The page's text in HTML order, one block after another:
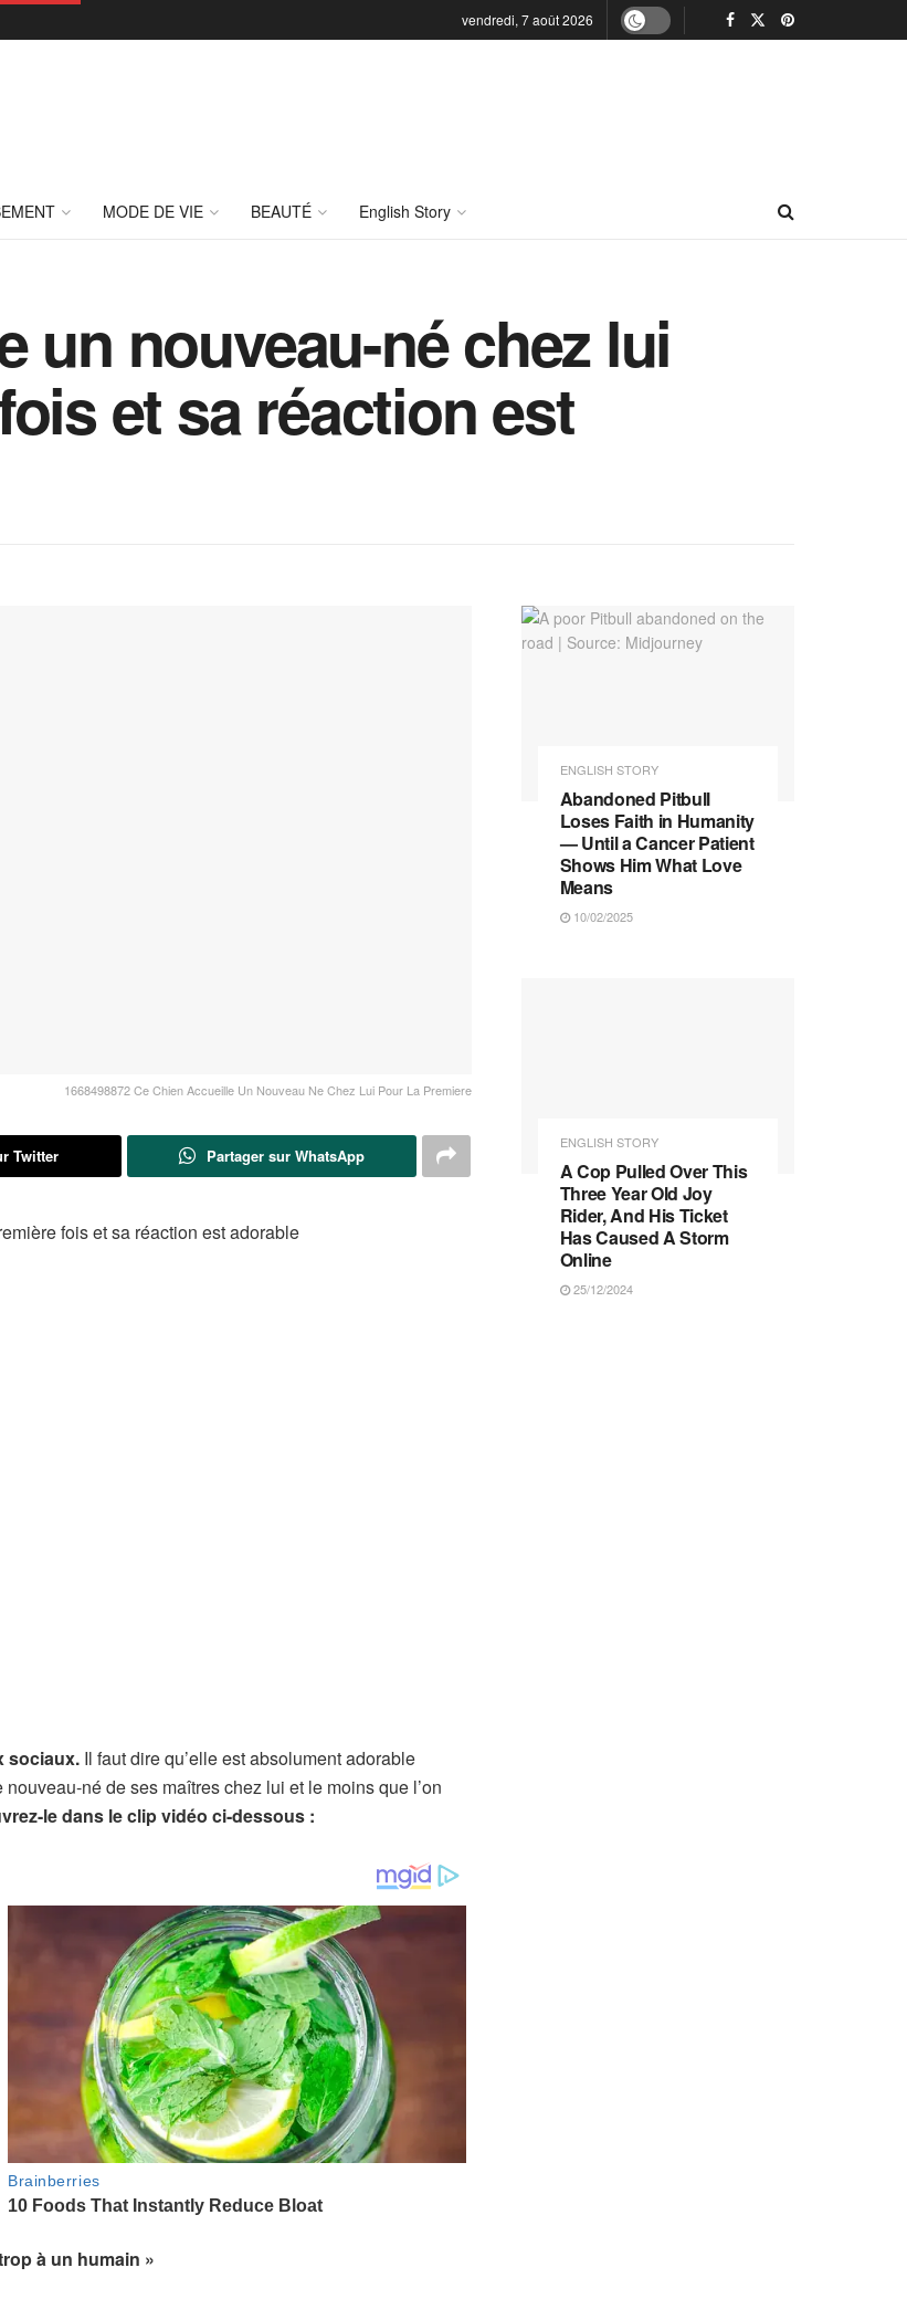
vendredi, 7 août 2026
MODE DE VIE BEAUTÉ English Story
un nouveau-né chez lui
et sa réaction est
1668498872 Ce Chien Accueille Un Nouveau Ne Chez Lui Pour La Premiere
Twitter Partager sur WhatsApp
sociaux. Il faut dire qu’elle est absolument adorable
né de ses maîtres chez lui et le moins que l’on
le dans le clip vidéo ci-dessous :
​​à un humain »
ENGLISH STORY
Abandoned Pitbull
Loses Faith in Humanity
— Until a Cancer Patient
Shows Him What Love
Means
10/02/2025
ENGLISH STORY
A Cop Pulled Over This
Three Year Old Joy
Rider, And His Ticket
Has Caused A Storm
Online
25/12/2024